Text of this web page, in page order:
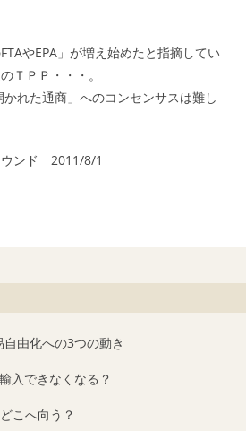
やEPA」が増え始めたと指摘してい
ＴＰＰ・・・。
れた通商」へのコンセンサスは難し
ウンド 2011/8/1
由化への3つの動き
入できなくなる？
こへ向う？